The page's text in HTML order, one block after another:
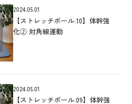
2024.05.01
【ストレッチポール.10】体幹強
化② 対角線運動
2024.05.01
【ストレッチポール.09】体幹強